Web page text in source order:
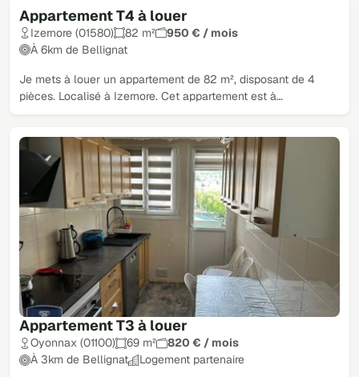
Appartement T4 à louer
Izernore (01580) 82 m²
950 € / mois
À 6km de Bellignat
Je mets à louer un appartement de 82 m², disposant de 4
pièces. Localisé à Izernore. Cet appartement est à…
Appartement T3 à louer
Oyonnax (01100) 69 m²
820 € / mois
À 3km de Bellignat
Logement partenaire